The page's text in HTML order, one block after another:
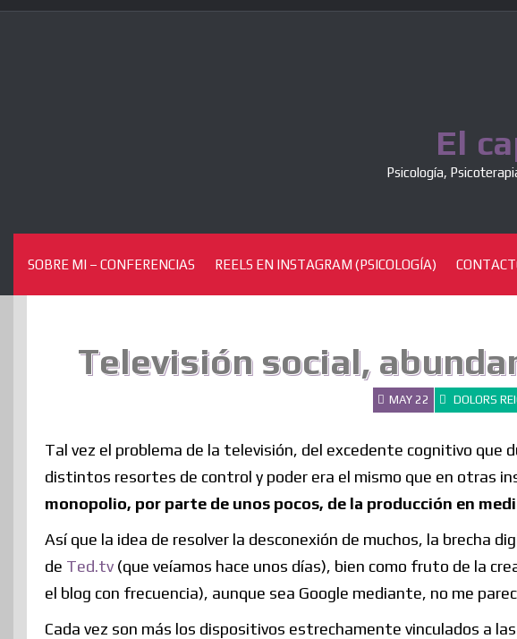
Skip
El
Psicología,
SOBRE MI – CONFERENCIAS REELS EN INSTAGRAM (PSICOLOGÍA)
Televisión social,
MAY 22 DOLORS
Tal vez el problema de la televisión, del excedente cognitivo que
distintos resortes de control y poder era el mismo que en otras
monopolio, por parte de unos pocos, de la producción en
Así que la idea de resolver la desconexión de muchos, la brecha
de Ted.tv (que veíamos hace unos días), bien como fruto de la
el blog con frecuencia), aunque sea Google mediante, no me
Cada vez son más los dispositivos estrechamente vinculados a